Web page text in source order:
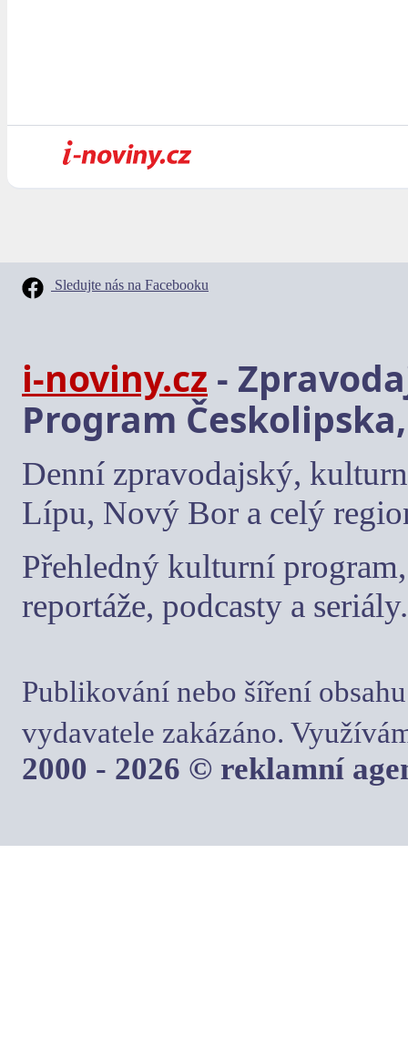
Sledujte nás na Facebooku
i-noviny.cz -
Program
Denní zpravodajský,
Lípu, Nový Bor a celý
Přehledný kulturní
reportáže, podcasty a seriály.
Publikování nebo šíření
vydavatele zakázáno.
2000 - 2026 © reklamní